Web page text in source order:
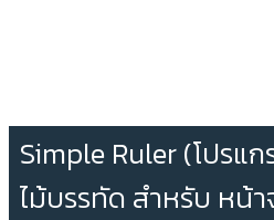
Simple Ruler (โปรแ
ไม้บรรทัด สำหรับ หน้